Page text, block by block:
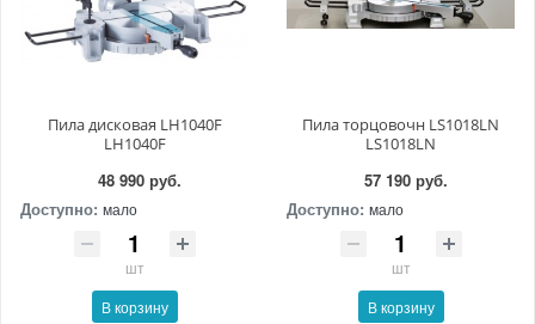
Пила дисковая LH1040F
LH1040F
48 990 руб.
Доступно: мало
шт
В корзину
Пила торцовочн LS1018LN
LS1018LN
57 190 руб.
Доступно: мало
шт
В корзину